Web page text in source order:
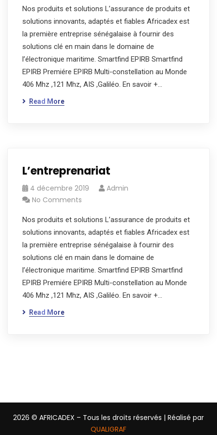
Nos produits et solutions L’assurance de produits et
solutions innovants, adaptés et fiables Africadex est
la première entreprise sénégalaise à fournir des
solutions clé en main dans le domaine de
l’électronique maritime. Smartfind EPIRB Smartfind
EPIRB Premiére EPIRB Multi-constellation au Monde
406 Mhz ,121 Mhz, AIS ,Galiléo. En savoir +…
Read More
L’entreprenariat
4 décembre 2019
Admin
No Comments
Nos produits et solutions L’assurance de produits et
solutions innovants, adaptés et fiables Africadex est
la première entreprise sénégalaise à fournir des
solutions clé en main dans le domaine de
l’électronique maritime. Smartfind EPIRB Smartfind
EPIRB Premiére EPIRB Multi-constellation au Monde
406 Mhz ,121 Mhz, AIS ,Galiléo. En savoir +…
Read More
2026 © AFRICADEX – Tous les droits réservés | Réalisé par
QUALIGRAF